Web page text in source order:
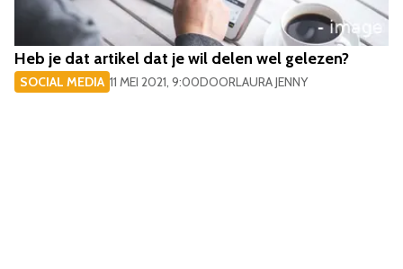
​Heb je dat artikel dat je wil delen wel gelezen?
SOCIAL MEDIA 11 MEI 2021, 9:00DOORLAURA JENNY